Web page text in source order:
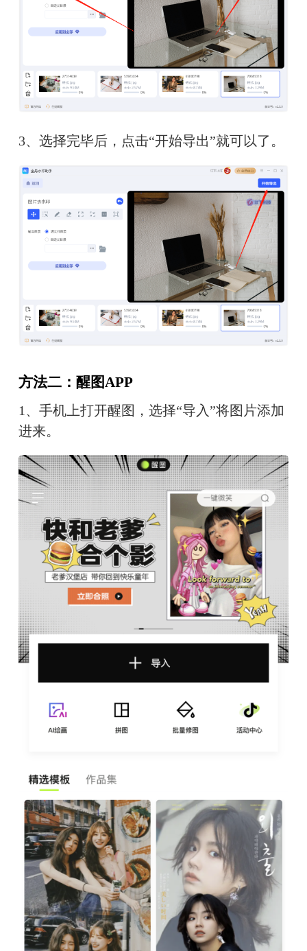
3、选择完毕后，点击“开始导出”就可以了。
方法二：醒图APP
1、手机上打开醒图，选择“导入”将图片添加
进来。